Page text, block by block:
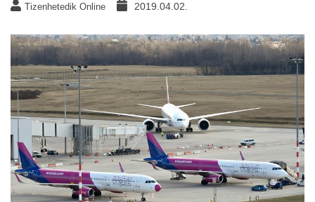
Tizenhetedik Online 2019.04.02.